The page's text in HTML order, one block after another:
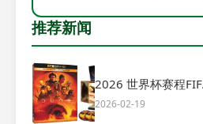
推荐新闻
2026 世界杯赛程
2026-02-19